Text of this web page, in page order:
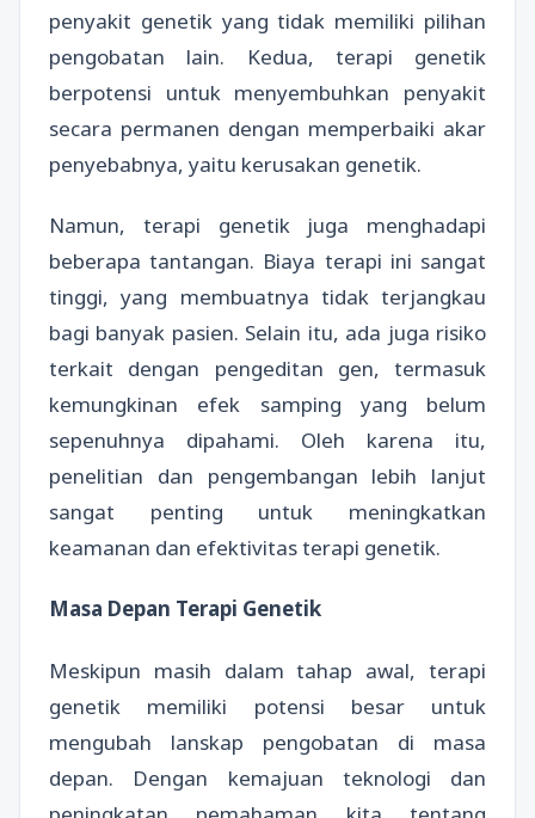
penyakit genetik yang tidak memiliki pilihan
pengobatan lain. Kedua, terapi genetik
berpotensi untuk menyembuhkan penyakit
secara permanen dengan memperbaiki akar
penyebabnya, yaitu kerusakan genetik.
Namun, terapi genetik juga menghadapi
beberapa tantangan. Biaya terapi ini sangat
tinggi, yang membuatnya tidak terjangkau
bagi banyak pasien. Selain itu, ada juga risiko
terkait dengan pengeditan gen, termasuk
kemungkinan efek samping yang belum
sepenuhnya dipahami. Oleh karena itu,
penelitian dan pengembangan lebih lanjut
sangat penting untuk meningkatkan
keamanan dan efektivitas terapi genetik.
Masa Depan Terapi Genetik
Meskipun masih dalam tahap awal, terapi
genetik memiliki potensi besar untuk
mengubah lanskap pengobatan di masa
depan. Dengan kemajuan teknologi dan